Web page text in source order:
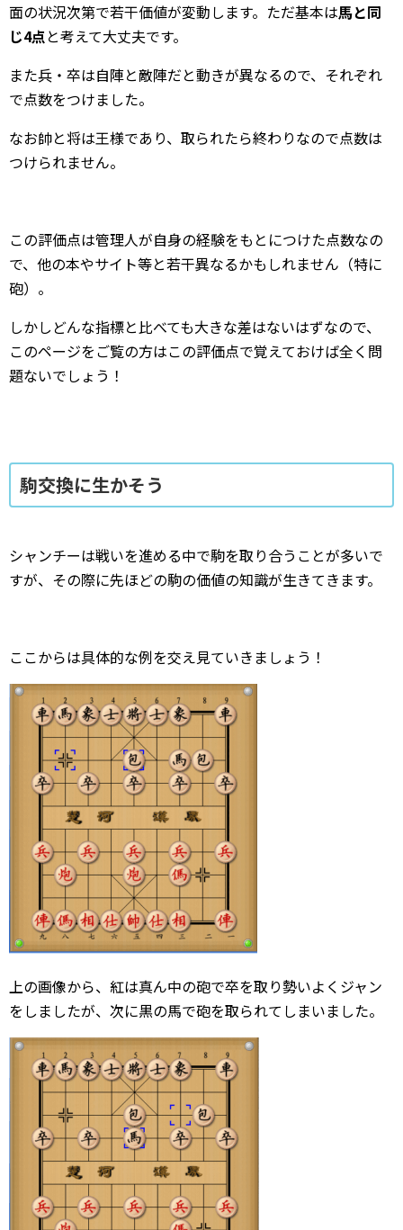
面の状況次第で若干価値が変動します。ただ基本は馬と同
じ4点と考えて大丈夫です。
また兵・卒は自陣と敵陣だと動きが異なるので、それぞれ
で点数をつけました。
なお帥と将は王様であり、取られたら終わりなので点数は
つけられません。
この評価点は管理人が自身の経験をもとにつけた点数なの
で、他の本やサイト等と若干異なるかもしれません（特に
砲）。
しかしどんな指標と比べても大きな差はないはずなので、
このページをご覧の方はこの評価点で覚えておけば全く問
題ないでしょう！
駒交換に生かそう
シャンチーは戦いを進める中で駒を取り合うことが多いで
すが、その際に先ほどの駒の価値の知識が生きてきます。
ここからは具体的な例を交え見ていきましょう！
上の画像から、紅は真ん中の砲で卒を取り勢いよくジャン
をしましたが、次に黒の馬で砲を取られてしまいました。